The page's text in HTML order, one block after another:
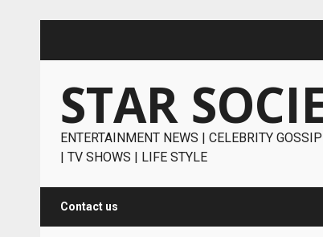
STAR
ENTERTAINMENT NEWS | CELEBRITY
| TV SHOWS | LIFE STYLE
Contact us